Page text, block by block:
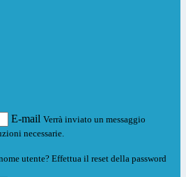
E-mail Verrà inviato un messaggio
necessarie.
utente? Effettua il reset della password